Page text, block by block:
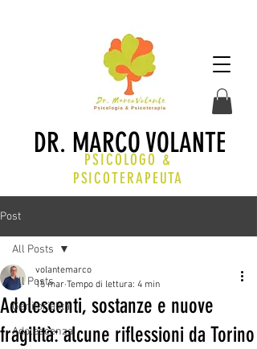
DR. MARCO VOLANTE
PSICOLOGO &
PSICOTERAPEUTA
Post
All Posts
Genitorialità
Adolescenza
All Posts
Adolescenti, sostanze e nuove
fragilità: alcune riflessioni da Torino
volantemarco
15 mar Tempo di lettura: 4 min